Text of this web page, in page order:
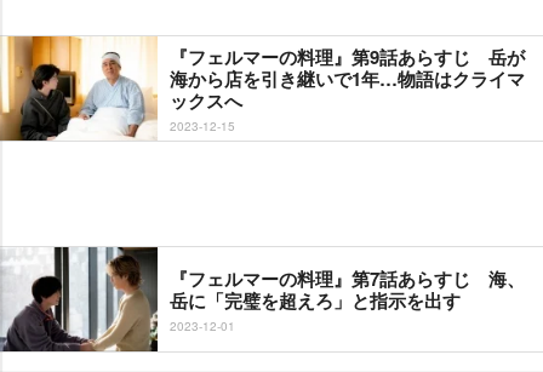
『フェルマーの料理』第9話あらすじ 岳が
海から店を引き継いで1年…物語はクライマ
ックスへ
2023-12-15
『フェルマーの料理』第7話あらすじ 海、
岳に「完璧を超えろ」と指示を出す
2023-12-01